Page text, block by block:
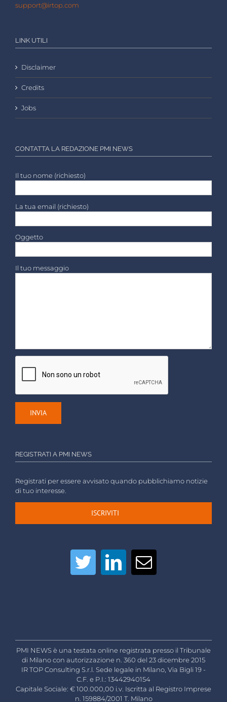
support@irtop.com
LINK UTILI
Disclaimer
Credits
Jobs
CONTATTA LA REDAZIONE PMI NEWS
Il tuo nome (richiesto)
La tua email (richiesto)
Oggetto
Il tuo messaggio
REGISTRATI A PMI NEWS
Registrati per essere avvisato quando pubblichiamo notizie
di tuo interesse.
ISCRIVITI
PMI NEWS è una testata online registrata presso il Tribunale
di Milano con autorizzazione n. 360 del 23 dicembre 2015
IR TOP Consulting S.r.l. Sede legale in Milano, Via Bigli 19 -
C.F. e P.I.: 13442940154
Capitale Sociale: € 100.000,00 i.v. Iscritta al Registro Imprese
n. 159884/2001 T. Milano